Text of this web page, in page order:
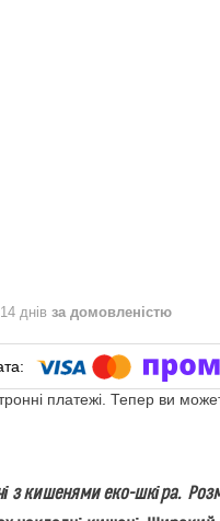
днів за домовленістю
платежі. Тепер ви
з кишенями еко-